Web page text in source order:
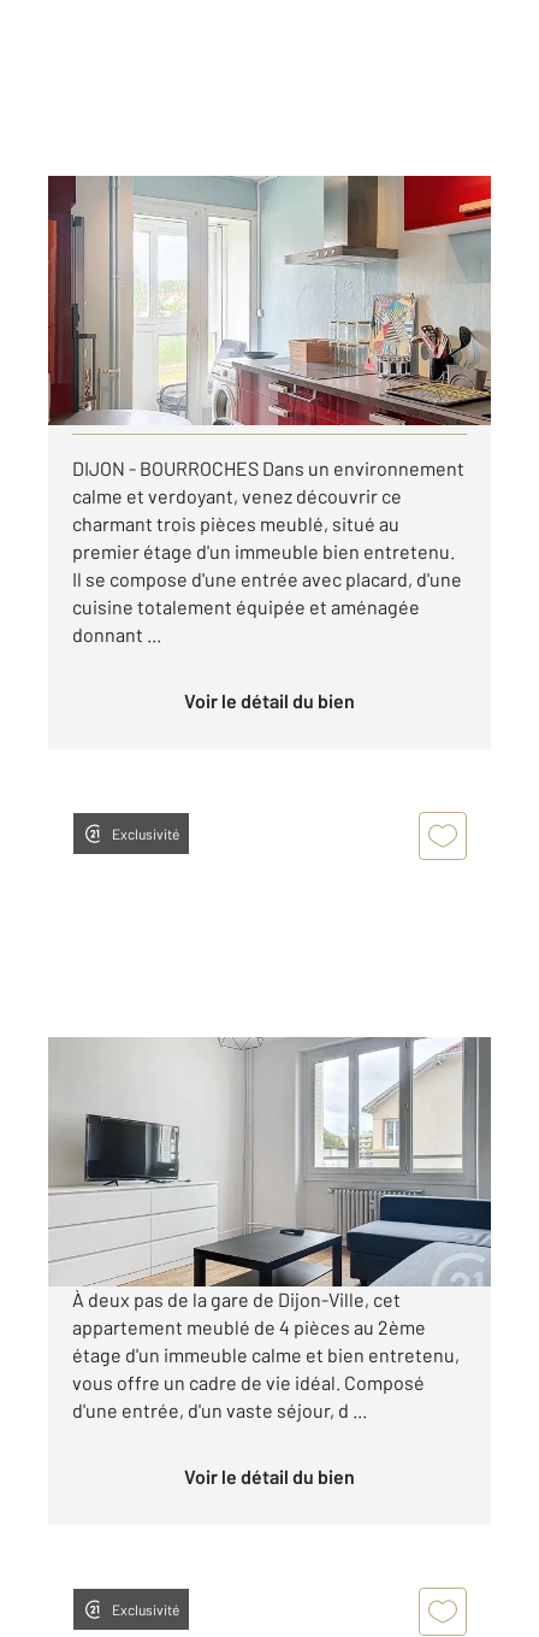
DIJON 21
56,24 m , 3 pièces
Appartement T3 à louer
751 €
par mois charges comprises
Visiter le site dédié
DIJON - BOURROCHES Dans un environnement
calme et verdoyant, venez découvrir ce
charmant trois pièces meublé, situé au
premier étage d'un immeuble bien entretenu.
Il se compose d'une entrée avec placard, d'une
cuisine totalement équipée et aménagée
donnant ...
Voir le détail du bien
Exclusivité
Ref : 48888
Appartement T4 à louer
930 €
par mois charges comprises
À deux pas de la gare de Dijon-Ville, cet
appartement meublé de 4 pièces au 2ème
étage d'un immeuble calme et bien entretenu,
vous offre un cadre de vie idéal. Composé
d'une entrée, d'un vaste séjour, d ...
Voir le détail du bien
Exclusivité